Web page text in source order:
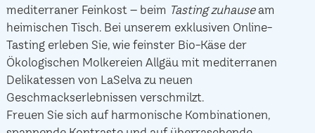
mediterraner Feinkost – beim Tasting zuhauseam
heimischen Tisch. Bei unserem exklusiven Online-
Tasting erleben Sie, wie feinster Bio-Käse der
Ökologischen Molkereien Allgäu mit mediterranen
Delikatessen von LaSelva zu neuen
Geschmackserlebnissen verschmilzt.
Freuen Sie sich auf harmonische Kombinationen,